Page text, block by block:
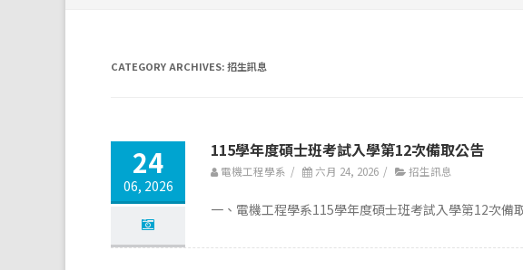
CATEGORY ARCHIVES:招生訊息
24
06, 2026
115學年度碩士班考試入學第12次備取公告
電機工程學系 / 六月 24, 2026 / 招生訊息
一、電機工程學系115學年度碩士班考試入學第12次